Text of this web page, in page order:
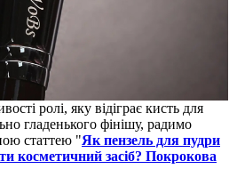
ролі, яку відіграє кисть для
гладенького фінішу, радимо
статтею "Як пензель для пудри
косметичний засіб? Покрокова